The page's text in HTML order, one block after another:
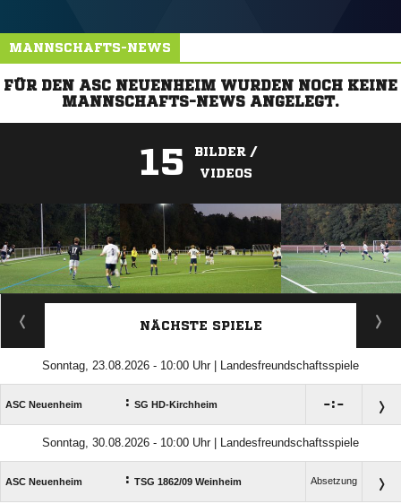
MANNSCHAFTS-NEWS
FÜR DEN ASC NEUENHEIM WURDEN NOCH KEINE
MANNSCHAFTS-NEWS ANGELEGT.
15
BILDER /
VIDEOS
ANZEIGE
NÄCHSTE SPIELE
Sonntag, 23.08.2026 - 10:00 Uhr | Landesfreundschaftsspiele
ASC Neuenheim : SG HD-Kirchheim :
Sonntag, 30.08.2026 - 10:00 Uhr | Landesfreundschaftsspiele
ASC Neuenheim : TSG 1862/​09 Weinheim Absetzung